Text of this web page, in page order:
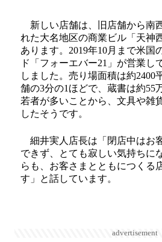
新しい店舗は、旧店舗から南
れた大名地区の商業ビル「天神
あります。2019年10月まで米国
ド「フォーエバー21」が営業し
しました。売り場面積は約2400
舗の3分の1ほどで、蔵書は約55
若者が多いことから、文具や雑
したそうです。
細井実人店長は「閉店中はお
できず、とても寂しい気持ちに
らも、お客さまとともにつくる
す」と話しています。
advertisement